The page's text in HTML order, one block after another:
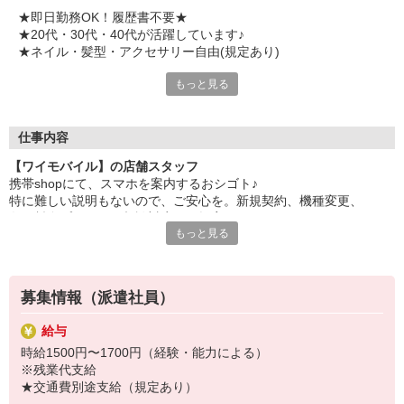
★即日勤務OK！履歴書不要★
★20代・30代・40代が活躍しています♪
★ネイル・髪型・アクセサリー自由(規定あり)
各キャリアの新機種が特別価格で購入OK！！
特別割引価格でご利用可能☆
お得に過ごしたいあなたの味方です♪
【選べるお仕事いろいろ】
事務、経理、データ入力、コールセンター、受付
▼工場・製造・軽作業系
機械/食品製造・梱包・仕分け・加工・組立・検査
▼美容系
眉毛サロンのアイブロウ・ネイリスト・エステ
▼営業・販売
法人営業・アパレル販売・個別指導塾・人材紹介
▼人気案件も多数♪
もっと見る
仕事内容
【ワイモバイル】の店舗スタッフ
携帯shopにて、スマホを案内するおシゴト♪
特に難しい説明もないので、ご安心を。新規契約、機種変更、
満足度◎
■携帯やインターネット販売業務
docomo(ドコモ)/au(エーユー)・KDDI/softbank(ソフトバンク)など
の大手キャリアから
ワイモバイル(Y!mobille)、楽天モバイル、UQなど格安スマホまで幅
広く紹介可能♪
もっと見る
募集情報（派遣社員）
給与
時給1500円〜1700円（経験・能力による）
※残業代支給
★交通費別途支給（規定あり）